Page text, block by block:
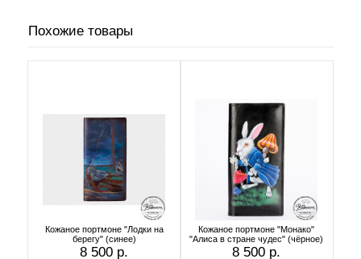
Похожие товары
Кожаное портмоне "Лодки на
берегу" (синее)
8 500 р.
Кожаное портмоне "Монако"
"Алиса в стране чудес" (чёрное)
8 500 р.